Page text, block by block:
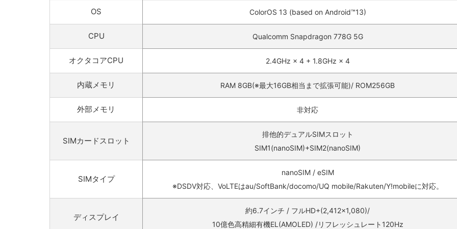
OS ColorOS 13 (based on Android™13)
CPU Qualcomm Snapdragon 778G 5G
オクタコアCPU 2.4GHz × 4 + 1.8GHz × 4
内蔵メモリ RAM 8GB(※最大16GB相当まで拡張可能)/ ROM256GB
外部メモリ 非対応
SIMカードスロット
排他的デュアルSIMスロット
SIM1(nanoSIM)+SIM2(nanoSIM)
SIMタイプ
nanoSIM / eSIM
※DSDV対応、VoLTEはau/SoftBank/docomo/UQ mobile/Rakuten/Y!mobileに対応。
ディスプレイ
約6.7インチ / フルHD+(2,412×1,080)/
10億色高精細有機EL(AMOLED) /リフレッシュレート120Hz